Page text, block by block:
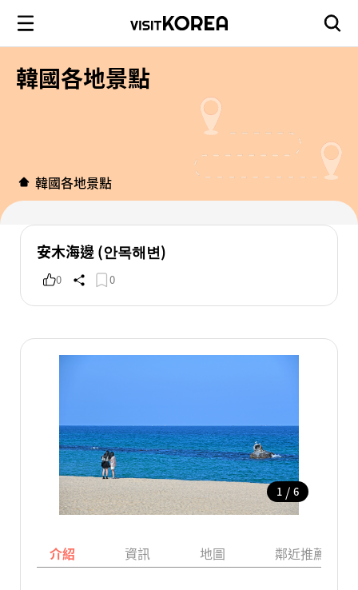
韓國各地景點
韓國各地景點
安木海邊 (안목해변)
0 0
1 / 6
介紹 資訊 地圖 鄰近推薦景點